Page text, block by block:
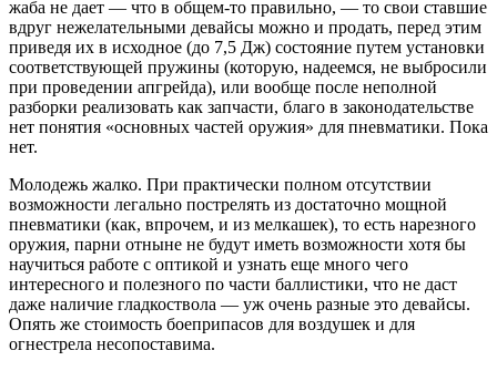
жаба не дает — что в общем-то правильно, — то свои ставшие
вдруг нежелательными девайсы можно и продать, перед этим
приведя их в исходное (до 7,5 Дж) состояние путем установки
соответствующей пружины (которую, надеемся, не выбросили
при проведении апгрейда), или вообще после неполной
разборки реализовать как запчасти, благо в законодательстве
нет понятия «основных частей оружия» для пневматики. Пока
нет.
Молодежь жалко. При практически полном отсутствии
возможности легально пострелять из достаточно мощной
пневматики (как, впрочем, и из мелкашек), то есть нарезного
оружия, парни отныне не будут иметь возможности хотя бы
научиться работе с оптикой и узнать еще много чего
интересного и полезного по части баллистики, что не даст
даже наличие гладкоствола — уж очень разные это девайсы.
Опять же стоимость боеприпасов для воздушек и для
огнестрела несопоставима.